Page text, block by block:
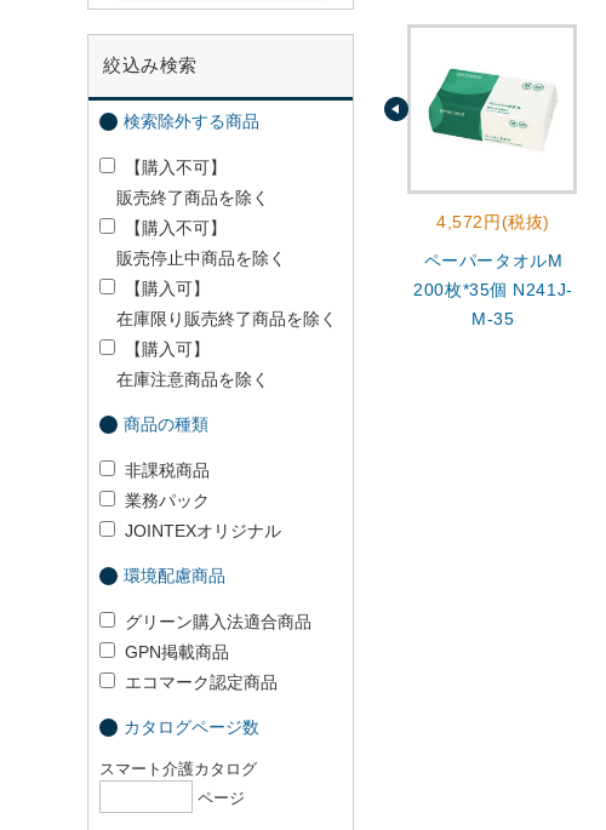
絞込み検索
検索除外する商品
【購入不可】
販売終了商品を除く
【購入不可】
販売停止中商品を除く
【購入可】
在庫限り販売終了商品を除く
【購入可】
在庫注意商品を除く
商品の種類
非課税商品
業務パック
JOINTEXオリジナル
環境配慮商品
グリーン購入法適合商品
GPN掲載商品
エコマーク認定商品
カタログページ数
スマート介護カタログ
ページ
4,572円(税抜)
ペーパータオルM
200枚*35個 N241J-
M-35